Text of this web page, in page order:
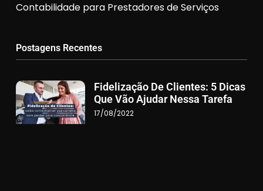
Contabilidade para Prestadores de Serviços
Postagens Recentes
Fidelização De Clientes: 5 Dicas
Que Vão Ajudar Nessa Tarefa
17/08/2022